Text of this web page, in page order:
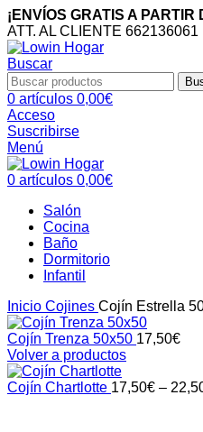
¡ENVÍOS GRATIS A
ATT. AL CLIENTE 662136061
Buscar
0 artículos 0,00€
Acceso
Suscribirse
Menú
0 artículos 0,00€
Salón
Cocina
Baño
Dormitorio
Infantil
Inicio Cojines Cojín Estrella
Cojín Trenza 50x50 17,50€
Volver a productos
Cojín Chartlotte 17,50€ –